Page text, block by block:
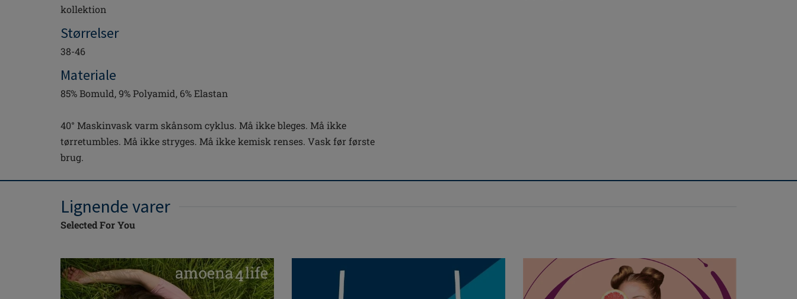
kollektion
Størrelser
38-46
Materiale
85% Bomuld, 9% Polyamid, 6% Elastan
40° Maskinvask varm skånsom cyklus. Må ikke bleges. Må ikke
tørretumbles. Må ikke stryges. Må ikke kemisk renses. Vask før første
brug.
Lignende varer
Selected For You